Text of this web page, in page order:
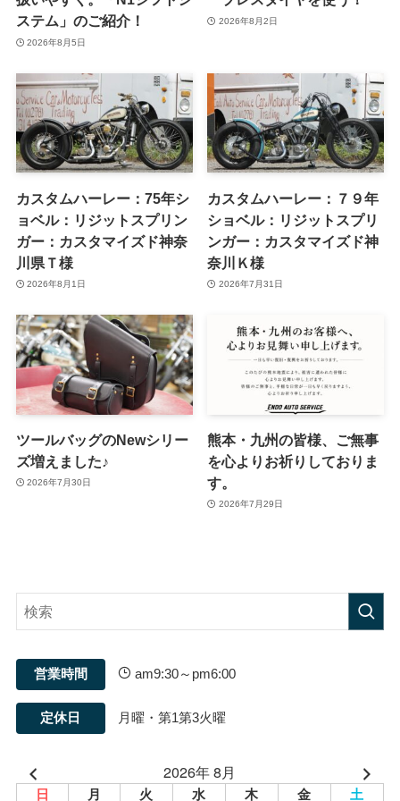
ステム」のご紹介！
2026年8月5日
2026年8月2日
カスタムハーレー：75年シ
ョベル：リジットスプリン
ガー：カスタマイズド神奈
川県Ｔ様
2026年8月1日
カスタムハーレー：７９年
ショベル：リジットスプリ
ンガー：カスタマイズド神
奈川Ｋ様
2026年7月31日
ツールバッグのNewシリー
ズ増えました♪
2026年7月30日
熊本・九州の皆様、ご無事
を心よりお祈りしておりま
す。
2026年7月29日
営業時間 am9:30～pm6:00
定休日 月曜・第1第3火曜
2026年 8月
日 月 火 水 木 金 土